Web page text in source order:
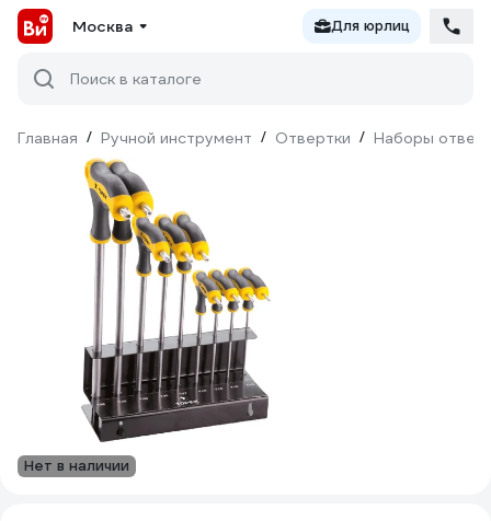
Москва Для юрлиц
Поиск в каталоге
Главная / Ручной инструмент / Отвертки / Наборы
Нет в наличии